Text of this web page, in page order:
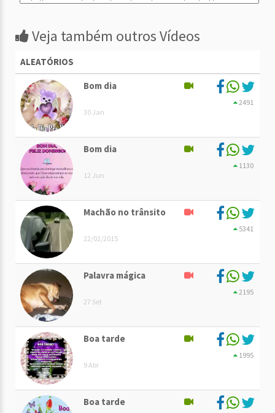
Veja também outros Vídeos
ALEATÓRIOS
Bom dia
30 Jan
2491
Bom dia
12 Jun
1130
Machão no trânsito
22/02/2015
5341
Palavra mágica
27 Set
2195
Boa tarde
9 Abr
1995
Boa tarde